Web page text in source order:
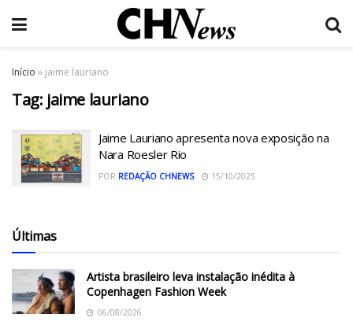
Início » jaime lauriano
Tag: jaime lauriano
Jaime Lauriano apresenta nova exposição na
Nara Roesler Rio
POR REDAÇÃO CHNEWS 15/10/2025
Últimas
Artista brasileiro leva instalação inédita à
Copenhagen Fashion Week
06/08/2026